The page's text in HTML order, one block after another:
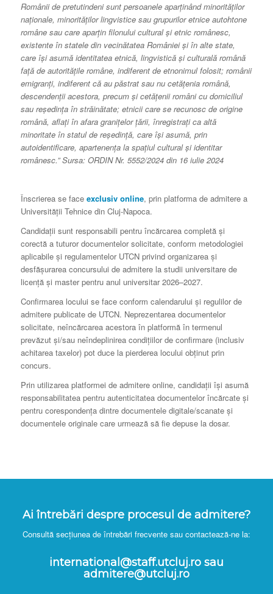
Românii de pretutindeni sunt persoanele aparţinând minorităţilor
naţionale, minorităţilor lingvistice sau grupurilor etnice autohtone
române sau care aparţin filonului cultural şi etnic românesc,
existente în statele din vecinătatea României şi în alte state,
care îşi asumă identitatea etnică, lingvistică şi culturală română
faţă de autorităţile române, indiferent de etnonimul folosit; românii
emigranţi, indiferent că au păstrat sau nu cetăţenia română,
descendenţii acestora, precum şi cetăţenii români cu domiciliul
sau reşedinţa în străinătate; etnicii care se recunosc de origine
română, aflaţi în afara graniţelor ţării, înregistraţi ca altă
minoritate în statul de reşedinţă, care îşi asumă, prin
autoidentificare, apartenenţa la spaţiul cultural şi identitar
românesc.” Sursa: ORDIN Nr. 5552/2024 din 16 iulie 2024
Înscrierea se face exclusiv online, prin platforma de admitere a
Universității Tehnice din Cluj-Napoca.
Candidații sunt responsabili pentru încărcarea completă și
corectă a tuturor documentelor solicitate, conform metodologiei
aplicabile și regulamentelor UTCN privind organizarea și
desfășurarea concursului de admitere la studii universitare de
licență și master pentru anul universitar 2026–2027.
Confirmarea locului se face conform calendarului și regulilor de
admitere publicate de UTCN. Neprezentarea documentelor
solicitate, neîncărcarea acestora în platformă în termenul
prevăzut și/sau neîndeplinirea condițiilor de confirmare (inclusiv
achitarea taxelor) pot duce la pierderea locului obținut prin
concurs.
Prin utilizarea platformei de admitere online, candidații își asumă
responsabilitatea pentru autenticitatea documentelor încărcate și
pentru corespondența dintre documentele digitale/scanate și
documentele originale care urmează să fie depuse la dosar.
Ai întrebări despre procesul de admitere?
Consultă secțiunea de întrebări frecvente sau contactează-ne la:
international@staff.utcluj.rosau
admitere@utcluj.ro